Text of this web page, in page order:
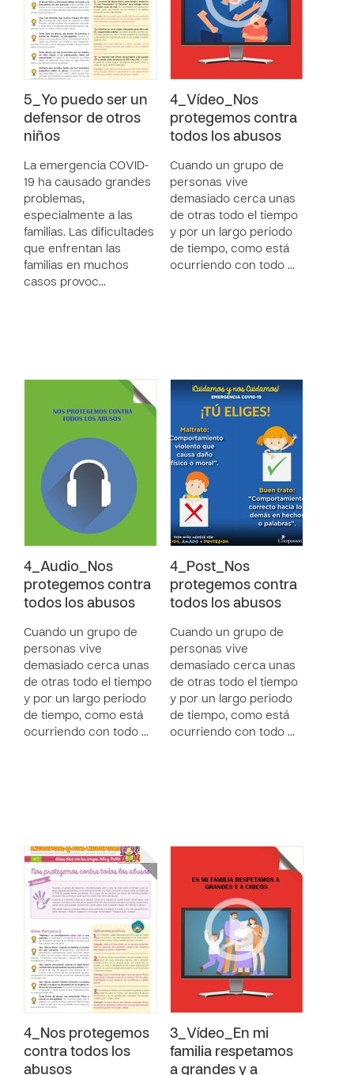
5_Yo puedo ser un
defensor de otros
niños
La emergencia COVID-
19 ha causado grandes
problemas,
especialmente a las
familias. Las dificultades
que enfrentan las
familias en muchos
casos provoc…
4_Vídeo_Nos
protegemos contra
todos los abusos
Cuando un grupo de
personas vive
demasiado cerca unas
de otras todo el tiempo
y por un largo periodo
de tiempo, como está
ocurriendo con todo …
4_Audio_Nos
protegemos contra
todos los abusos
Cuando un grupo de
personas vive
demasiado cerca unas
de otras todo el tiempo
y por un largo periodo
de tiempo, como está
ocurriendo con todo …
4_Post_Nos
protegemos contra
todos los abusos
Cuando un grupo de
personas vive
demasiado cerca unas
de otras todo el tiempo
y por un largo periodo
de tiempo, como está
ocurriendo con todo …
4_Nos protegemos
contra todos los
abusos
3_Vídeo_En mi
familia respetamos
a grandes y a